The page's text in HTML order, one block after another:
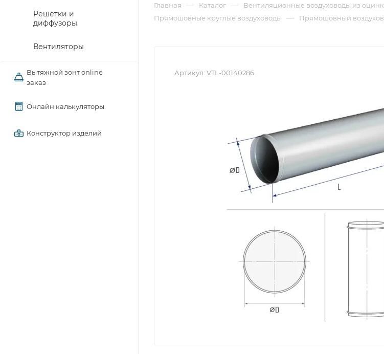
Решетки и
диффузоры
Вентиляторы
Вытяжной зонт online
заказ
Онлайн калькуляторы
Конструктор изделий
Главная — Каталог — Вентиляционные воздуховоды из
Прямошовные круглые воздуховоды — Прямошовный
Артикул: VTL-00140286